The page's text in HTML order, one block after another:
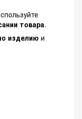
товара.
изделию и